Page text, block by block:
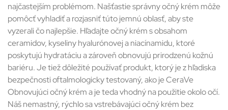
najčastejším problémom. Našťastie správny očný krém môže
pomôcť vyhladiť a rozjasniť túto jemnú oblasť, aby ste
vyzerali čo najlepšie. Hľadajte očný krém s obsahom
ceramidov, kyseliny hyalurónovej a niacínamidu, ktoré
poskytujú hydratáciu a zároveň obnovujú prirodzenú kožnú
bariéru. Je tiež dôležité používať produkt, ktorý je z hľadiska
bezpečnosti oftalmologicky testovaný, ako je CeraVe
Obnovujúci očný krém a je teda vhodný na použitie okolo očí.
Náš nemastný, rýchlo sa vstrebávajúci očný krém bez